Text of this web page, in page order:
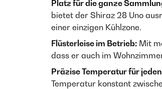
Platz für die ganze
bietet der Shiraz 28 Uno
einer einzigen Kühlzone.
Flüsterleise im Betrieb: Mit
dass er auch im
Präzise Temperatur für
Temperatur konstant